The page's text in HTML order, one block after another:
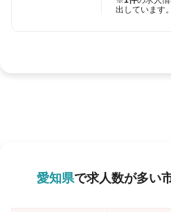
出しています。
愛知県で求人数が多い